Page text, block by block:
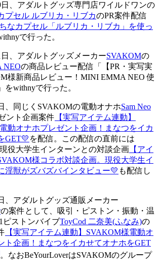
日、アダルトグッズ専門店ワイルドワンの
プセル ルブリカ・リブカのPR案件配信
ちなカプセル「ルブリカ・リブカ」を使っ
で行った。
日、アダルトグッズメーカーSVAKOMの
NEOの商品レビュー配信「【PR・実写実
様新商品レビュー！MINI EMMA NEO 使
をwithnyで行った。
、同じくSVAKOMの電動オナホSam Neo
ント企画案件 【実写アイテム連動】
動オナホプレゼント企画！まなつをイカ
GET💛 を配信。この配信の直前には
役大学生インターンとの対談企画 【アイ
様コラボ対談企画。現役大学生イ
淫獣がズバズバインタビュー💛 も配信し
、アダルトグッズ通販メーカー
の案件として、吸引・ピストン・振動・温
ピストンバイブToyCod 二奈美(ふなみ)の
【実写アイテム連動】SVAKOM様電動オ
ト企画！まなつをイカせてオナホをGET
。なおBeYourLoverはSVAKOMのグループ